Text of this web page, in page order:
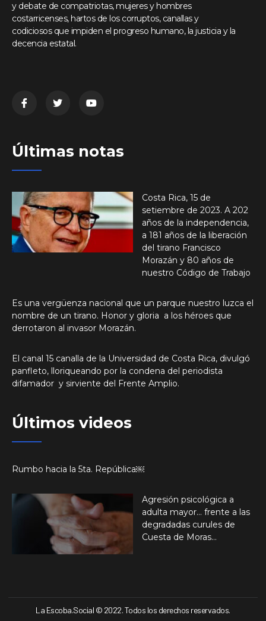
y debate de compatriotas, mujeres y hombres
costarricenses, hartos de los corruptos, canallas y
codiciosos que impiden el progreso humano, la justicia y la
decencia estatal.
Últimas notas
Costa Rica, 15 de
setiembre de 2023. A 202
años de la independencia,
a 181 años de la liberación
del tirano Francisco
Morazán y 80 años de
nuestro Código de Trabajo
Es una vergüenza nacional que un parque nuestro luzca el
nombre de un tirano. Honor y gloria a los héroes que
derrotaron al invasor Morazán.
El canal 15 canalla de la Universidad de Costa Rica, divulgó
panfleto, lloriqueando por la condena del periodista
difamador y sirviente del Frente Amplio.
Últimos videos
Rumbo hacia la 5ta. República￼
Agresión psicológica a
adulta mayor… frente a las
degradadas curules de
Cuesta de Moras…
La Escoba.Social © 2022. Todos los derechos reservados.